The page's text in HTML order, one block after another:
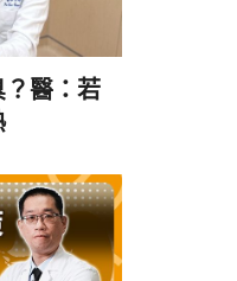
醫：若